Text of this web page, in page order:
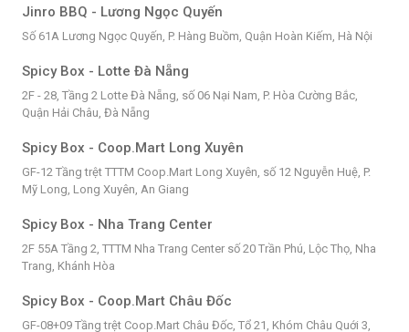
Jinro BBQ - Lương Ngọc Quyến
Số 61A Lương Ngọc Quyến, P. Hàng Buồm, Quận Hoàn Kiếm, Hà Nội
Spicy Box - Lotte Đà Nẵng
2F - 28, Tầng 2 Lotte Đà Nẵng, số 06 Nại Nam, P. Hòa Cường Bắc,
Quận Hải Châu, Đà Nẵng
Spicy Box - Coop.Mart Long Xuyên
GF-12 Tầng trệt TTTM Coop.Mart Long Xuyên, số 12 Nguyễn Huệ, P.
Mỹ Long, Long Xuyên, An Giang
Spicy Box - Nha Trang Center
2F 55A Tầng 2, TTTM Nha Trang Center số 20 Trần Phú, Lộc Thọ, Nha
Trang, Khánh Hòa
Spicy Box - Coop.Mart Châu Đốc
GF-08+09 Tầng trệt Coop.Mart Châu Đốc, Tổ 21, Khóm Châu Quới 3,